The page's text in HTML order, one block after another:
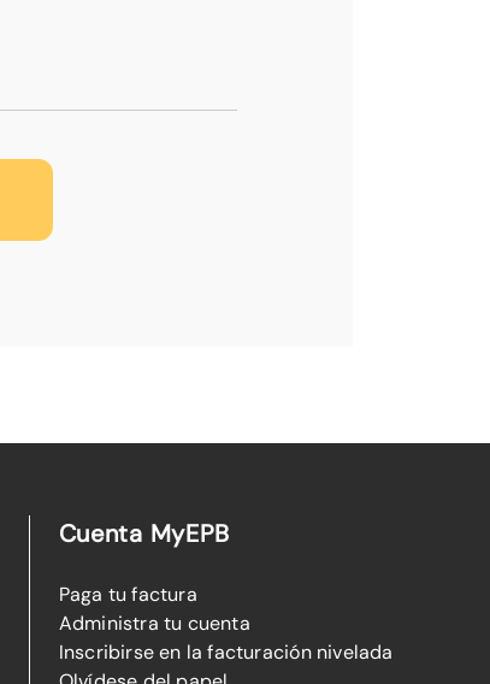
Cuenta MyEPB
Paga tu factura
Administra tu cuenta
Inscribirse en la facturación nivelada